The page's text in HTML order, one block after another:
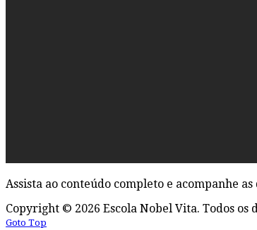
Assista ao conteúdo completo e acompanhe
Copyright © 2026 Escola Nobel Vita. Todos os
Goto Top